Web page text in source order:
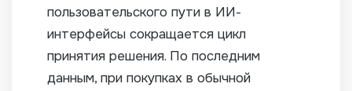
пользовательского пути в ИИ-
интерфейсы сокращается цикл
принятия решения. По последним
данным, при покупках в обычной